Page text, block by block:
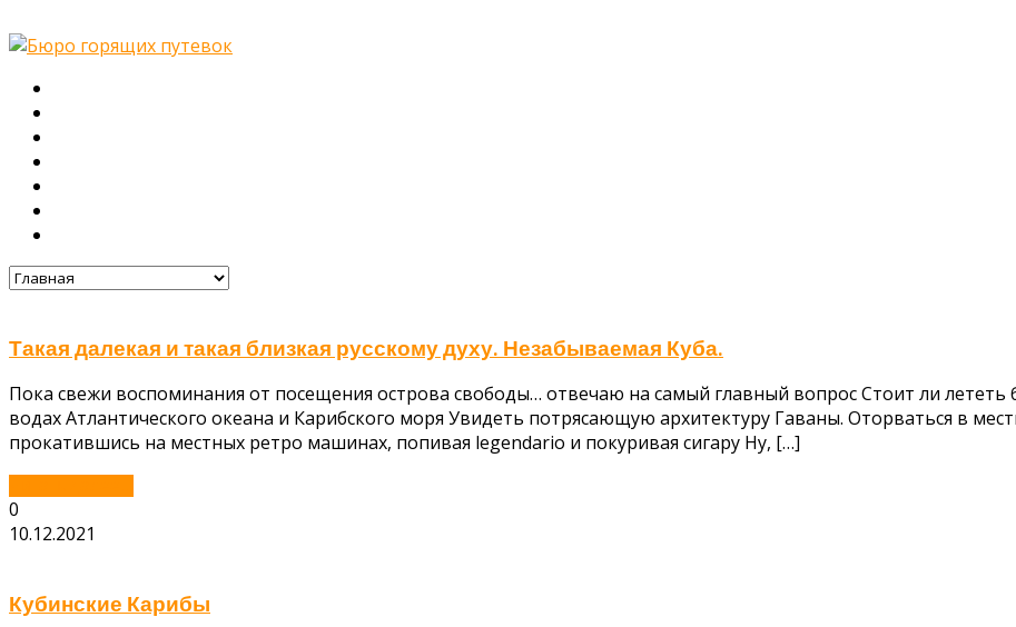
Такая далекая и такая близкая русскому духу. Незабываемая Куба.
Пока свежи воспоминания от посещения острова свободы… отвечаю на самый главный вопрос Стоит ли лететь
водах Атлантического океана и Карибского моря Увидеть потрясающую архитектуру Гаваны. Оторваться в
прокатившись на местных ретро машинах, попивая legendario и покуривая сигару Ну, […]
0
10.12.2021
Кубинские Карибы